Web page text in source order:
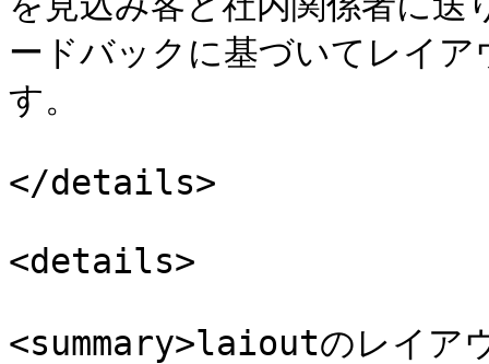
ードバックに基づいてレイ
す。
</details>
<details>
<summary>laioutのレイア